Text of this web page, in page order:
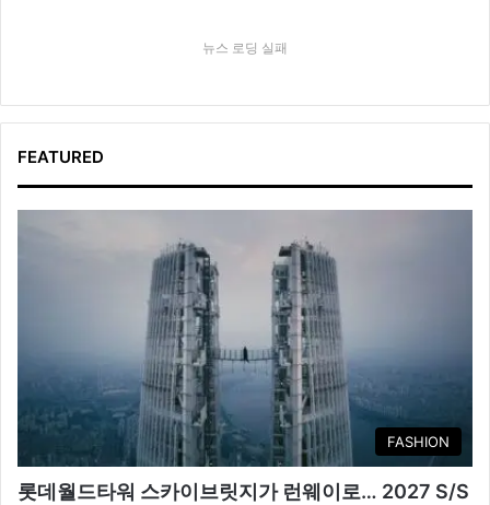
뉴스 로딩 실패
FEATURED
FASHION
롯데월드타워 스카이브릿지가 런웨이로… 2027 S/S